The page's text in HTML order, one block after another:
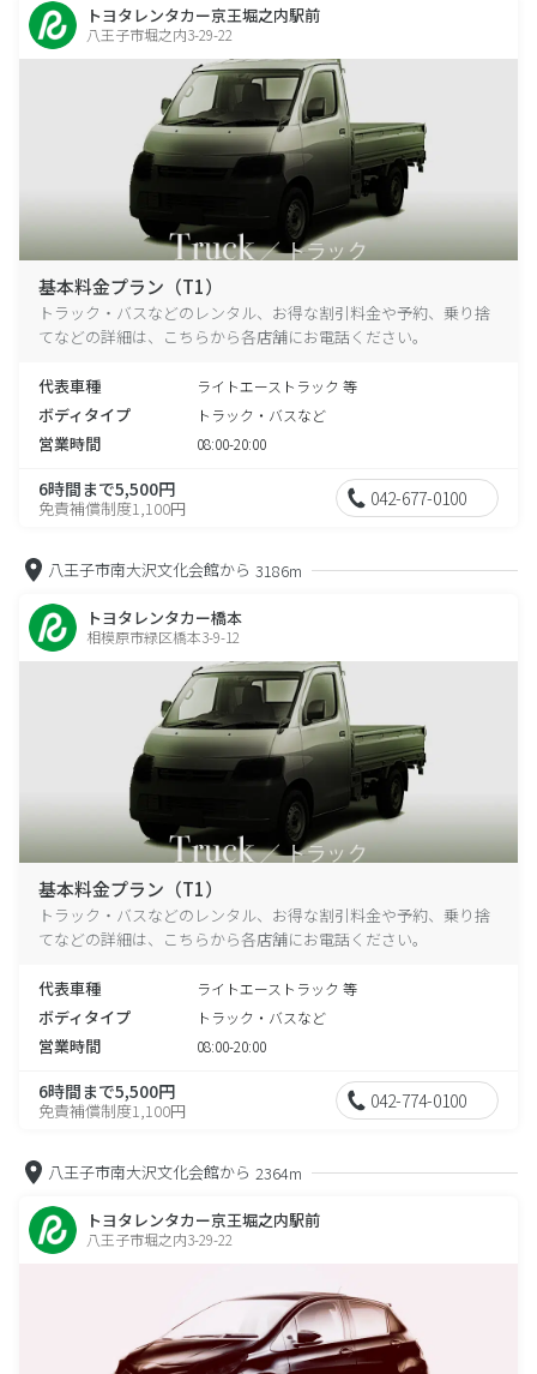
トヨタレンタカー京王堀之内駅前
八王子市堀之内3-29-22
基本料金プラン（T1）
トラック・バスなどのレンタル、お得な割引料金や予約、乗り捨
てなどの詳細は、こちらから各店舗にお電話ください。
代表車種 ライトエーストラック 等
ボディタイプ トラック・バスなど
営業時間 08:00-20:00
6時間まで5,500円
免責補償制度1,100円 042-677-0100
八王子市南大沢文化会館から 3186m
トヨタレンタカー橋本
相模原市緑区橋本3-9-12
基本料金プラン（T1）
トラック・バスなどのレンタル、お得な割引料金や予約、乗り捨
てなどの詳細は、こちらから各店舗にお電話ください。
代表車種 ライトエーストラック 等
ボディタイプ トラック・バスなど
営業時間 08:00-20:00
6時間まで5,500円
免責補償制度1,100円 042-774-0100
八王子市南大沢文化会館から 2364m
トヨタレンタカー京王堀之内駅前
八王子市堀之内3-29-22